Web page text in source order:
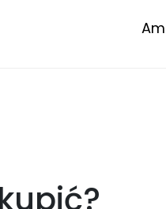
kupić?